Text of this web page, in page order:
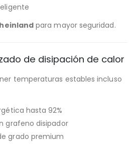
para mayor seguridad.
de disipación de calor
temperaturas estables incluso
hasta 92%
grafeno disipador
grado premium